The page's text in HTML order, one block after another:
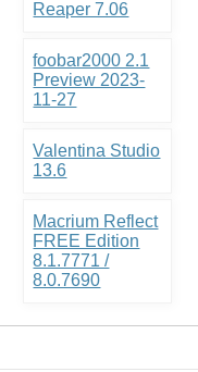
Reaper 7.06
foobar2000 2.1
Preview 2023-
11-27
Valentina Studio
13.6
Macrium Reflect
FREE Edition
8.1.7771 /
8.0.7690